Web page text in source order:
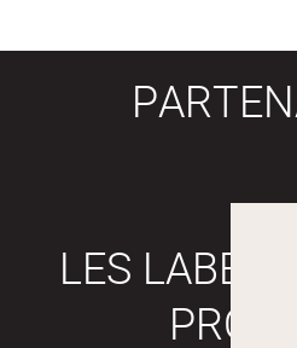
LES LABEX